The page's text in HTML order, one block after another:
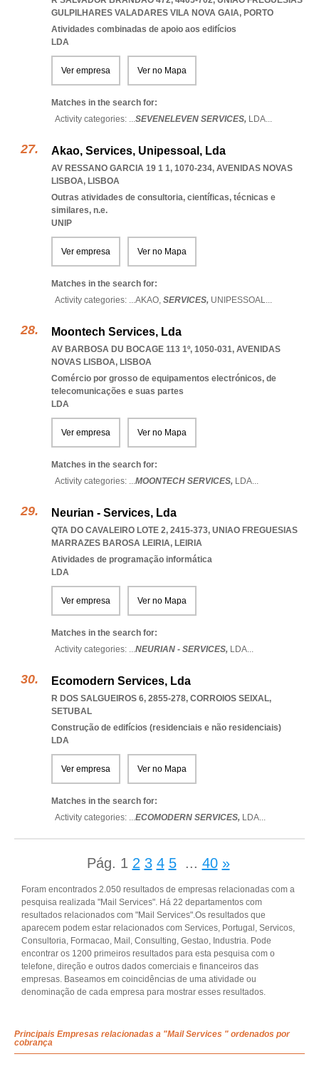
GULPILHARES VALADARES VILA NOVA GAIA, PORTO
Atividades combinadas de apoio aos edifícios
LDA
Ver empresa Ver no Mapa
Matches in the search for:
Activity categories: ...SEVENELEVEN SERVICES, LDA...
Akao, Services, Unipessoal, Lda
AV RESSANO GARCIA 19 1 1, 1070-234, AVENIDAS NOVAS
LISBOA, LISBOA
Outras atividades de consultoria, científicas, técnicas e
similares, n.e.
UNIP
Ver empresa Ver no Mapa
Matches in the search for:
Activity categories: ...AKAO, SERVICES, UNIPESSOAL...
Moontech Services, Lda
AV BARBOSA DU BOCAGE 113 1º, 1050-031, AVENIDAS
NOVAS LISBOA, LISBOA
Comércio por grosso de equipamentos electrónicos, de
telecomunicações e suas partes
LDA
Ver empresa Ver no Mapa
Matches in the search for:
Activity categories: ...MOONTECH SERVICES, LDA...
Neurian - Services, Lda
QTA DO CAVALEIRO LOTE 2, 2415-373, UNIAO FREGUESIAS
MARRAZES BAROSA LEIRIA, LEIRIA
Atividades de programação informática
LDA
Ver empresa Ver no Mapa
Matches in the search for:
Activity categories: ...NEURIAN - SERVICES, LDA...
Ecomodern Services, Lda
R DOS SALGUEIROS 6, 2855-278, CORROIOS SEIXAL,
SETUBAL
Construção de edifícios (residenciais e não residenciais)
LDA
Ver empresa Ver no Mapa
Matches in the search for:
Activity categories: ...ECOMODERN SERVICES, LDA...
Pág. 1 2 3 4 5 ... 40 »
Foram encontrados 2.050 resultados de empresas relacionadas com a
pesquisa realizada "Mail Services". Há 22 departamentos com
resultados relacionados com "Mail Services".Os resultados que
aparecem podem estar relacionados com Services, Portugal, Servicos,
Consultoria, Formacao, Mail, Consulting, Gestao, Industria. Pode
encontrar os 1200 primeiros resultados para esta pesquisa com o
telefone, direção e outros dados comerciais e financeiros das
empresas. Baseamos em coincidências de uma atividade ou
denominação de cada empresa para mostrar esses resultados.
Principais Empresas relacionadas a "Mail Services " ordenados por
cobrança